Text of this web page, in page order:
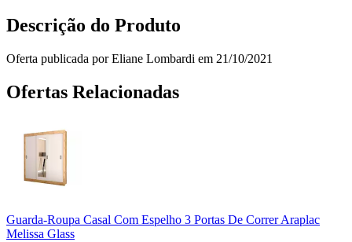
Descrição do Produto
Oferta publicada por Eliane Lombardi em 21/10/2021
Ofertas Relacionadas
Guarda-Roupa Casal Com Espelho 3 Portas De Correr Araplac
Melissa Glass